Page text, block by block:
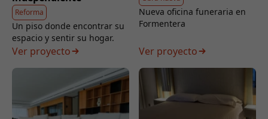
Reforma
Un piso donde encontrar su
espacio y sentir su hogar.
Ver proyecto
Nueva oficina funeraria en
Formentera
Ver proyecto